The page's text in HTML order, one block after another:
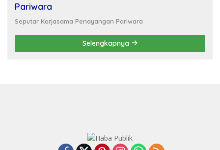
Pariwara
Seputar Kerjasama Penayangan Pariwara
Selengkapnya